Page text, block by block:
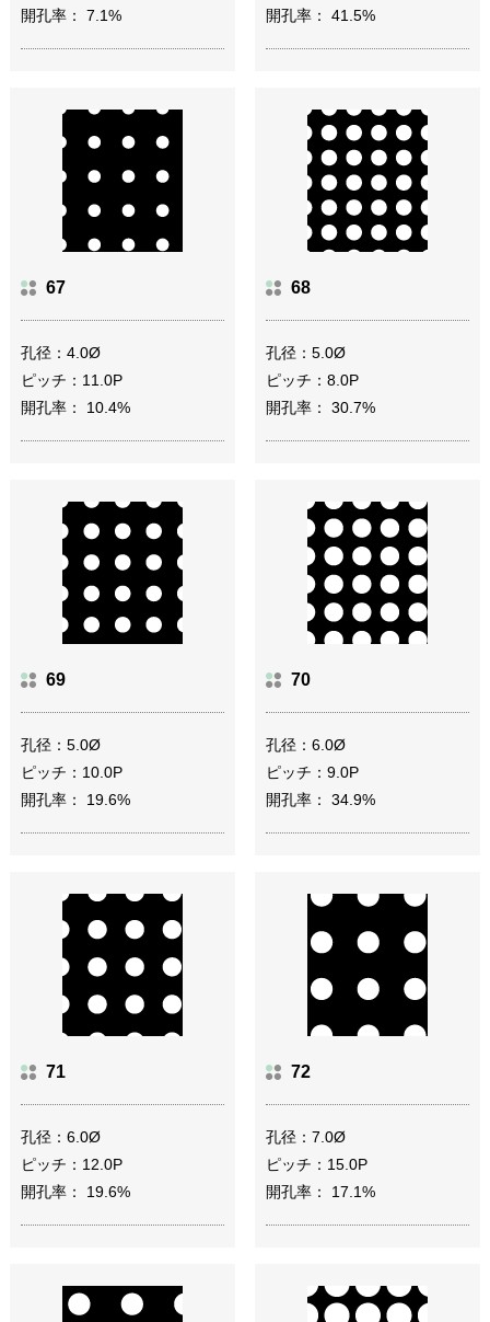
開孔率： 7.1%
開孔率： 41.5%
67
孔径：4.0Ø
ピッチ：11.0P
開孔率： 10.4%
68
孔径：5.0Ø
ピッチ：8.0P
開孔率： 30.7%
69
孔径：5.0Ø
ピッチ：10.0P
開孔率： 19.6%
70
孔径：6.0Ø
ピッチ：9.0P
開孔率： 34.9%
71
孔径：6.0Ø
ピッチ：12.0P
開孔率： 19.6%
72
孔径：7.0Ø
ピッチ：15.0P
開孔率： 17.1%